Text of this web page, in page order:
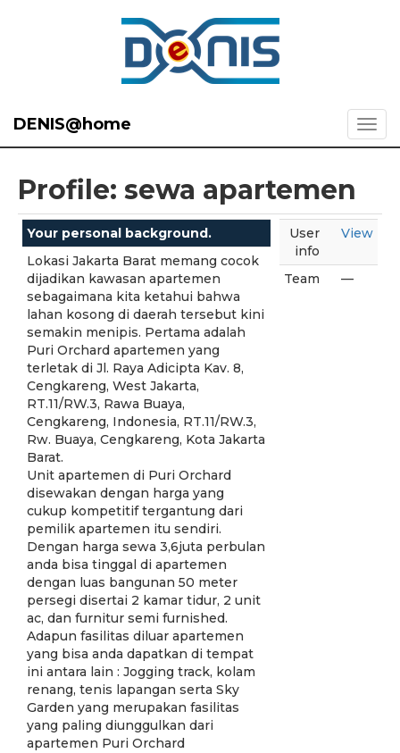
DENIS@home
Profile: sewa apartemen
Your personal background.
Lokasi Jakarta Barat memang cocok
dijadikan kawasan apartemen
sebagaimana kita ketahui bahwa
lahan kosong di daerah tersebut kini
semakin menipis. Pertama adalah
Puri Orchard apartemen yang
terletak di Jl. Raya Adicipta Kav. 8,
Cengkareng, West Jakarta,
RT.11/RW.3, Rawa Buaya,
Cengkareng, Indonesia, RT.11/RW.3,
Rw. Buaya, Cengkareng, Kota Jakarta
Barat.
Unit apartemen di Puri Orchard
disewakan dengan harga yang
cukup kompetitif tergantung dari
pemilik apartemen itu sendiri.
Dengan harga sewa 3,6juta perbulan
anda bisa tinggal di apartemen
dengan luas bangunan 50 meter
persegi disertai 2 kamar tidur, 2 unit
ac, dan furnitur semi furnished.
Adapun fasilitas diluar apartemen
yang bisa anda dapatkan di tempat
ini antara lain : Jogging track, kolam
renang, tenis lapangan serta Sky
Garden yang merupakan fasilitas
yang paling diunggulkan dari
apartemen Puri Orchard
User
info
View
Team —